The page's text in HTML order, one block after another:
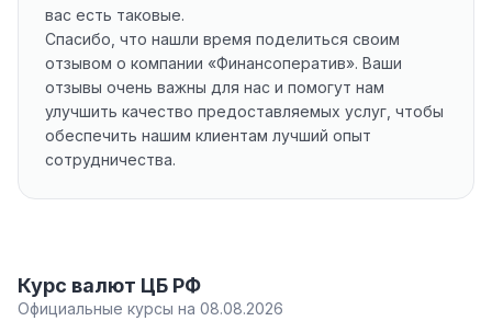
вас есть таковые.
Спасибо, что нашли время поделиться своим
отзывом о компании «Финансоператив». Ваши
отзывы очень важны для нас и помогут нам
улучшить качество предоставляемых услуг, чтобы
обеспечить нашим клиентам лучший опыт
сотрудничества.
Курс валют ЦБ РФ
Официальные курсы на 08.08.2026